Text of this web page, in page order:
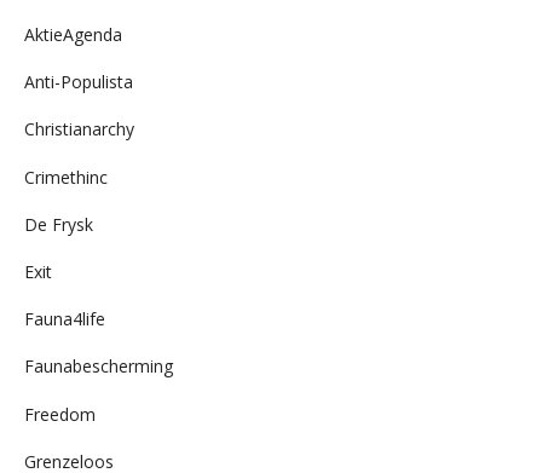
AktieAgenda
Anti-Populista
Christianarchy
Crimethinc
De Frysk
Exit
Fauna4life
Faunabescherming
Freedom
Grenzeloos